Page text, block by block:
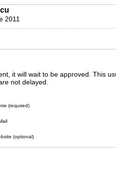
2011
it will wait to be approved. This
not delayed.
(required)
(optional)